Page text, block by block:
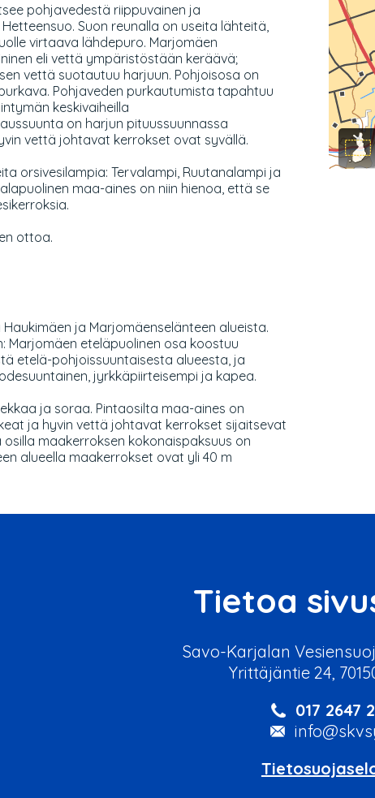
pohjavedestä riippuvainen ja
Suon reunalla on useita lähteitä,
virtaava lähdepuro. Marjomäen
eli vettä ympäristöstään keräävä;
vettä suotautuu harjuun. Pohjoisosa on
Pohjaveden purkautumista tapahtuu
keskivaiheilla
on harjun pituussuunnassa
vettä johtavat kerrokset ovat syvällä.
orsivesilampia: Tervalampi, Ruutanalampi ja
maa-aines on niin hienoa, että se
ottoa.
ja Marjomäenselänteen alueista.
Marjomäen eteläpuolinen osa koostuu
etelä-pohjoissuuntaisesta alueesta, ja
jyrkkäpiirteisempi ja kapea.
ja soraa. Pintaosilta maa-aines on
ja hyvin vettä johtavat kerrokset sijaitsevat
osilla maakerroksen kokonaispaksuus on
alueella maakerrokset ovat yli 40 m
Tietoa
Savo-Karjalan
Yrittäjäntie 24,
017 2647